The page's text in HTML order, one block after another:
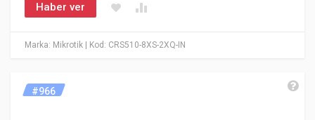
Marka: Mikrotik | Kod: CRS510-8XS-2XQ-IN
Haber ver
#966